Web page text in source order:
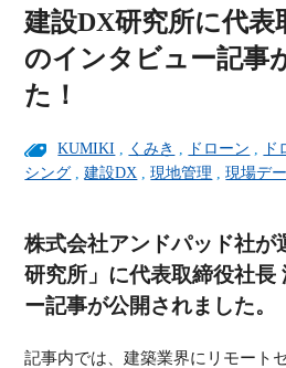
建設DX研究所に代表
のインタビュー記事
た！
KUMIKI , くみき , ドローン ,
シング ,建設DX ,現地管理 ,現場デ
株式会社アンドパッド社が
研究所」に代表取締役社長
ー記事が公開されました。
記事内では、建築業界にリモート